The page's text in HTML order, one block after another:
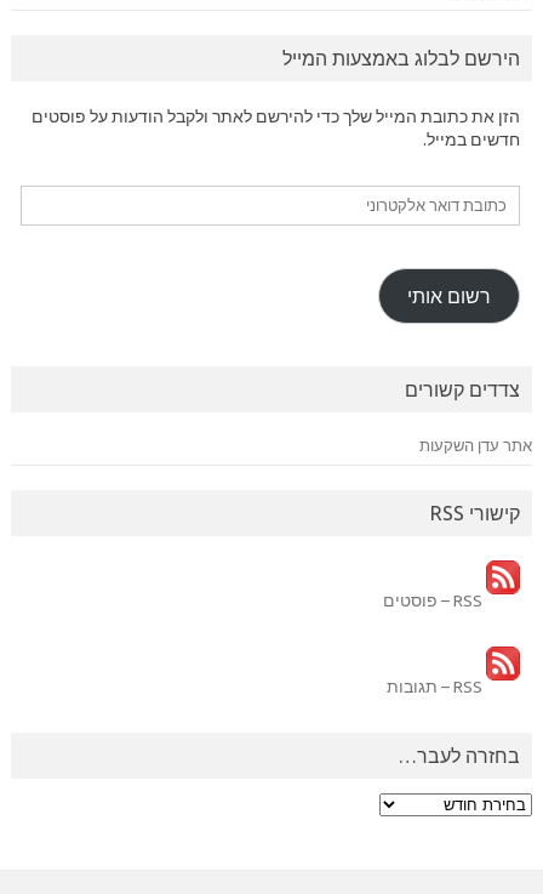
הירשם לבלוג באמצעות המייל
הזן את כתובת המייל שלך כדי להירשם לאתר ולקבל הודעות על פוסטים
חדשים במייל.
רשום אותי
צדדים קשורים
אתר עדן השקעות
קישורי RSS
RSS – פוסטים
RSS – תגובות
בחזרה לעבר…
בחזרה